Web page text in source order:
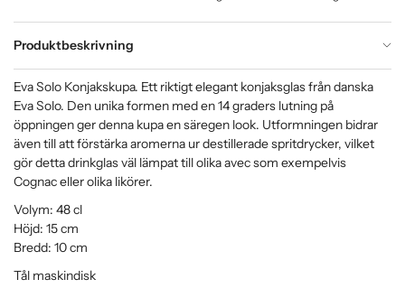
Produktbeskrivning
Eva Solo Konjakskupa. Ett riktigt elegant konjaksglas från danska
Eva Solo. Den unika formen med en 14 graders lutning på
öppningen ger denna kupa en säregen look. Utformningen bidrar
även till att förstärka aromerna ur destillerade spritdrycker, vilket
gör detta drinkglas väl lämpat till olika avec som exempelvis
Cognac eller olika likörer.
Volym: 48 cl
Höjd: 15 cm
Bredd: 10 cm
Tål maskindisk